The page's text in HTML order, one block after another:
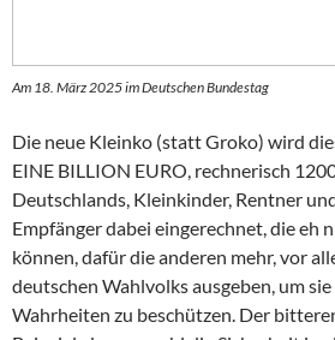
Am 18. März 2025 im Deutschen Bundestag
Die neue Kleinko (statt Groko) wird
EINE BILLION EURO, rechnerisch
Deutschlands, Kleinkinder, Rentner
Empfänger dabei eingerechnet, die eh
können, dafür die anderen mehr, vor
deutschen Wahlvolks ausgeben, um
Wahrheiten zu beschützen. Der